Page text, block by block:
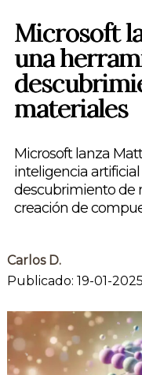
Microsoft
una
materiales
Microsoft lanza
inteligencia
descubrimiento de
creación de
Carlos D.
Publicado: 19-01-